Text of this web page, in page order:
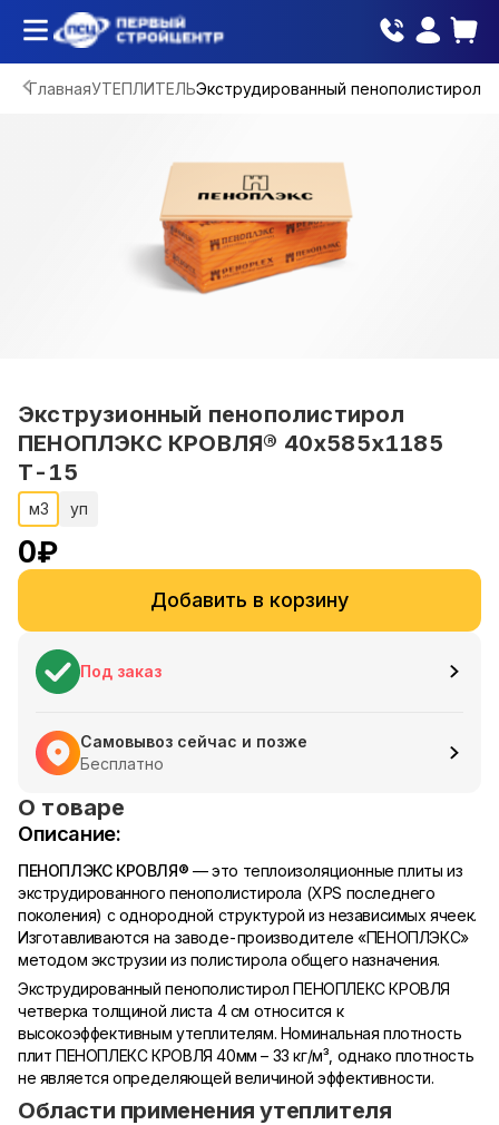
ГлавнаяУТЕПЛИТЕЛЬЭкструдированный пенополистирол
Экструзионный пенополистирол
ПЕНОПЛЭКС КРОВЛЯ® 40х585х1185
Т-15
м3 уп
0₽
Добавить в корзину
Под заказ
Самовывоз сейчас и позже
Бесплатно
О товаре
Описание:
ПЕНОПЛЭКС КРОВЛЯ® — это теплоизоляционные плиты из
экструдированного пенополистирола (XPS последнего
поколения) с однородной структурой из независимых ячеек.
Изготавливаются на заводе-производителе «ПЕНОПЛЭКС»
методом экструзии из полистирола общего назначения.
Экструдированный пенополистирол ПЕНОПЛЕКС КРОВЛЯ
четверка толщиной листа 4 см относится к
высокоэффективным утеплителям. Номинальная плотность
плит ПЕНОПЛЕКС КРОВЛЯ 40мм – 33 кг/м³, однако плотность
не является определяющей величиной эффективности.
Области применения утеплителя